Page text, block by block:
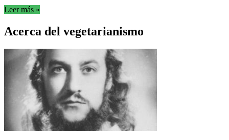
Leer más »
Acerca del vegetarianismo